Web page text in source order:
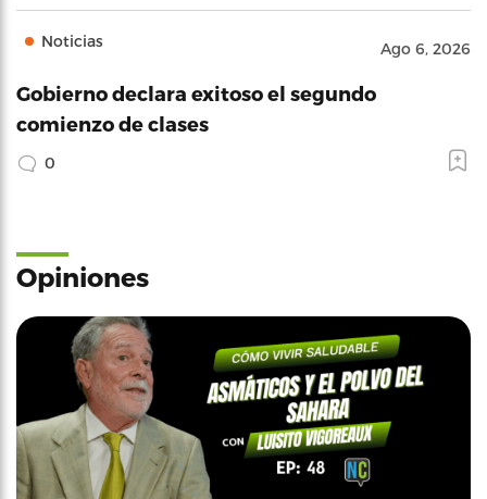
Noticias Ago 6, 2026
Gobierno declara exitoso el segundo
comienzo de clases
0
Opiniones